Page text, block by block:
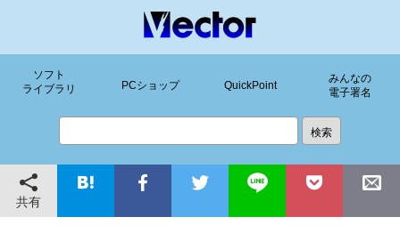
ソフト
ライブラリ
PCショップ QuickPoint
みんなの
電子署名
共有